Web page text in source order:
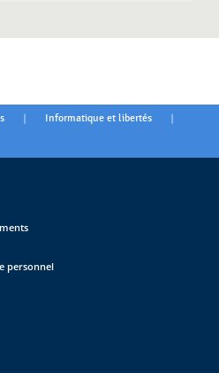
| Informatique et libertés |
personnel